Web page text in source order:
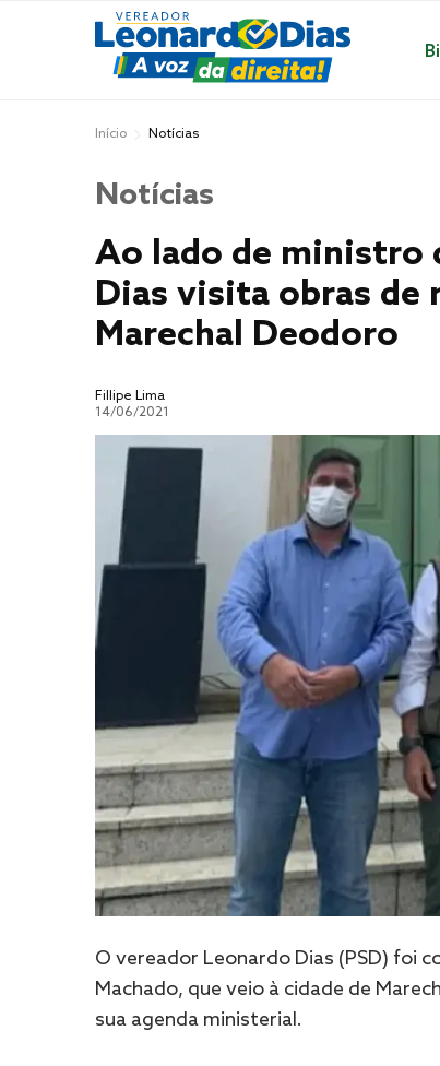
Início Notícias
Notícias
Ao lado de ministro
Dias visita obras de
Marechal Deodoro
Fillipe Lima
14/06/2021
O vereador Leonardo Dias (PSD) foi
Machado, que veio à cidade de
sua agenda ministerial.